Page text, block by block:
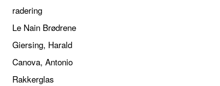
radering
Le Nain Brødrene
Giersing, Harald
Canova, Antonio
Rakkerglas